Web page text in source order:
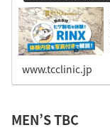
www.tcclinic.jp
MEN’S TBC